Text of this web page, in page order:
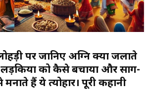
पर जानिए अग्नि क्यों जलाते
लड़कियों को कैसे बचाया और साग-
हैं ये त्योहार। पूरी कहानी